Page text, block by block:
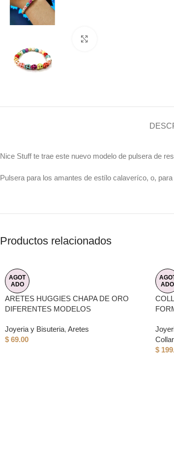
Nice Stuff te trae este nuevo modelo de pulsera de
Pulsera para los amantes de estílo calaveríco, o,
Productos relacionados
AGOT
ADO
ARETES HUGGIES CHAPA DE ORO
DIFERENTES MODELOS
Joyeria y Bisuteria, Aretes
$ 69.00
ADO
$